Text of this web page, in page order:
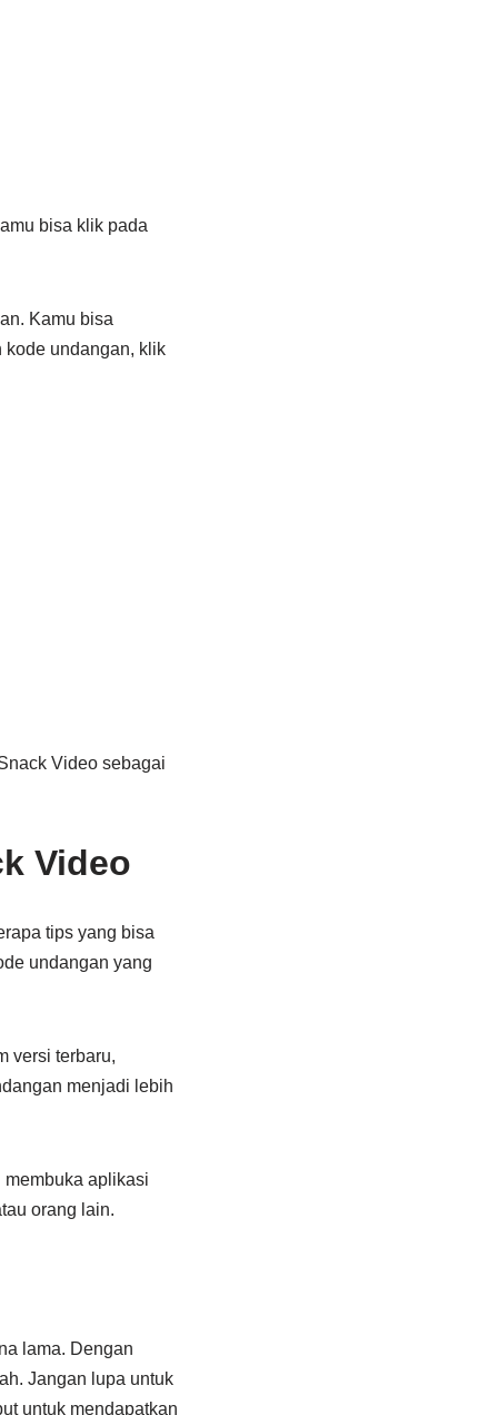
bisa klik pada
Kamu bisa
kode undangan, klik
Video sebagai
Video
tips yang bisa
undangan yang
versi terbaru,
menjadi lebih
aplikasi
orang lain.
lama. Dengan
Jangan lupa untuk
untuk mendapatkan